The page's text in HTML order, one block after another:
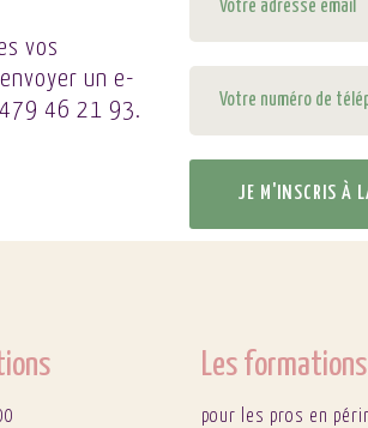
vos
un e-
46 21 93.
JE M'INSCRIS À
Les
pour les pros en